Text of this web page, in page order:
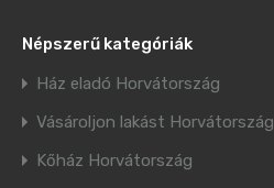
Népszerű kategóriák
Ház eladó Horvátország
Vásároljon lakást Horvátország
Kőház Horvátország